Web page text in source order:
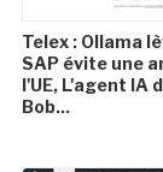
Telex : Ollama
SAP évite une
l'UE, L'agent IA
Bob...